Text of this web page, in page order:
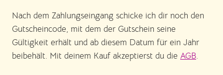
Nach dem Zahlungseingang schicke ich dir noch den
Gutscheincode, mit dem der Gutschein seine
Gültigkeit erhält und ab diesem Datum für ein Jahr
beibehält. Mit deinem Kauf akzeptierst du die AGB.